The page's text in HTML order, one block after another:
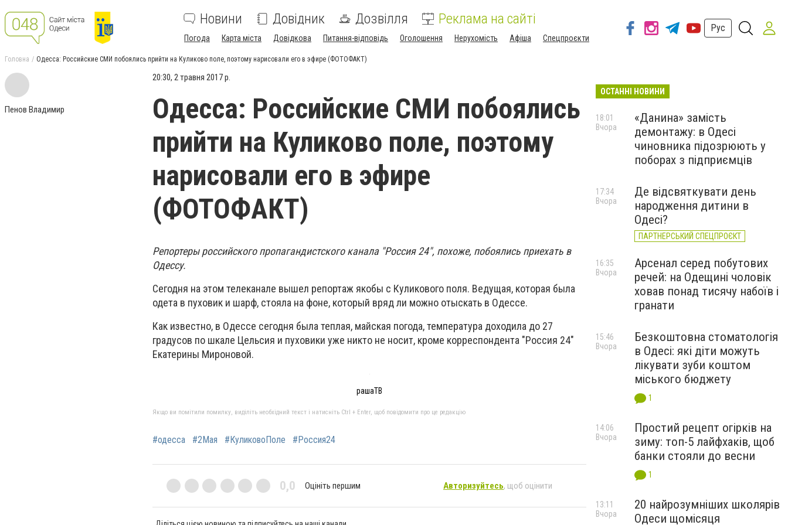
Новини Довідник Дозвілля Реклама на сайті
Погода Карта міста Довідкова Питання-відповідь Оголошення Нерухомість Афіша Спецпроєкти
Рус
Головна Одесса: Российские СМИ побоялись прийти на Куликово поле, поэтому нарисовали его в эфире (ФОТОФАКТ)
Пенов Владимир
20:30, 2 травня 2017 р.
Одесса: Российские СМИ побоялись
прийти на Куликово поле, поэтому
нарисовали его в эфире
(ФОТОФАКТ)
Репортеры российского пропагандистского канала "Россия 24", похоже, побоялись приехать в
Одессу.
Сегодня на этом телеканале вышел репортаж якобы с Куликового поля. Ведущая, которая была
одета в пуховик и шарф, стояла на фоне, который вряд ли можно отыскать в Одессе.
Как известно, в Одессе сегодня была теплая, майская погода, температура доходила до 27
градусов по шкале Цельсия и пуховики уже никто не носит, кроме корреспондента "Россия 24"
Екатерины Мироновой.
рашаТВ
Якщо ви помітили помилку, виділіть необхідний текст і натисніть Ctrl + Enter, щоб повідомити про це редакцію
#одесса #2Мая #КуликовоПоле #Россия24
0,0 Оцініть першим Авторизуйтесь, щоб оцінити
ОСТАННІ НОВИНИ
«Данина» замість
демонтажу: в Одесі
чиновника підозрюють у
поборах з підприємців
18:01
Вчора
Де відсвяткувати день
народження дитини в
Одесі?
ПАРТНЕРСЬКИЙ СПЕЦПРОЄКТ
17:34
Вчора
Арсенал серед побутових
речей: на Одещині чоловік
ховав понад тисячу набоїв і
гранати
16:35
Вчора
Безкоштовна стоматологія
в Одесі: які діти можуть
лікувати зуби коштом
міського бюджету
1
15:46
Вчора
Простий рецепт огірків на
зиму: топ-5 лайфхаків, щоб
банки стояли до весни
1
14:06
Вчора
20 найрозумніших школярів
Одеси щомісяця
13:11
Вчора